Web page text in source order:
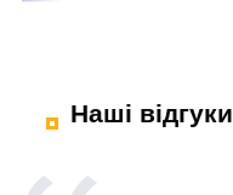
Наші відгуки